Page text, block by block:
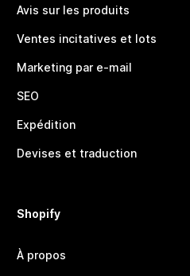
Avis sur les produits
Ventes incitatives et lots
Marketing par e-mail
SEO
Expédition
Devises et traduction
Shopify
À propos